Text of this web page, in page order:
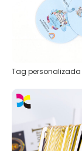
Tag personalizada